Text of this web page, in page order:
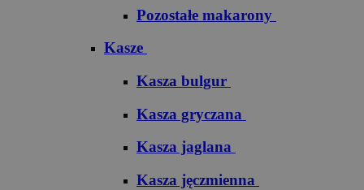
Pozostałe makarony
Kasze
Kasza bulgur
Kasza gryczana
Kasza jaglana
Kasza jęczmienna